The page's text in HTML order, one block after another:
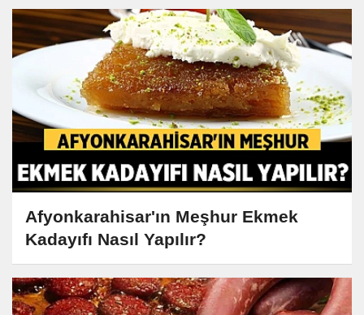
Afyonkarahisar'ın Meşhur Ekmek
Kadayıfı Nasıl Yapılır?